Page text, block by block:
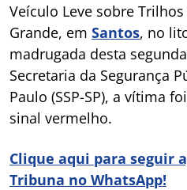
Veículo Leve sobre
Grande, em Santos, no
madrugada desta
Secretaria da Segurança
Paulo (SSP-SP), a vítima
sinal vermelho.
Clique aqui para seguir
Tribuna no WhatsApp!